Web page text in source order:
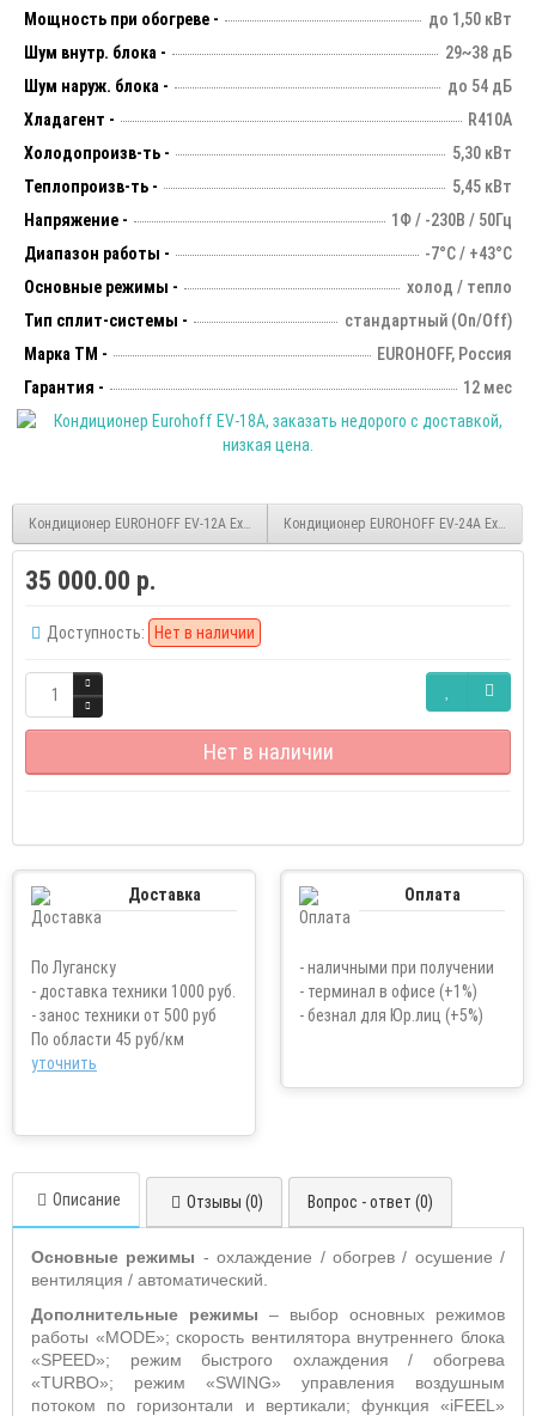
Мощность при обогреве -
до 1,50 кВт
Шум внутр. блока -
29~38 дБ
Шум наруж. блока -
до 54 дБ
Хладагент -
R410A
Холодопроизв-ть -
5,30 кВт
Теплопроизв-ть -
5,45 кВт
Напряжение -
1Ф / -230В / 50Гц
Диапазон работы -
-7°С / +43°С
Основные режимы -
холод / тепло
Тип сплит-системы -
стандартный (On/Off)
Марка ТМ -
EUROHOFF, Россия
Гарантия -
12 мес
Кондиционер EUROHOFF EV-12A Extra Кондиционер EUROHOFF EV-24A Extra
35 000.00 р.
Доступность: Нет в наличии
Нет в наличии
Доставка
По Луганску
- доставка техники 1000 руб.
- занос техники от 500 руб
По области 45 руб/км
уточнить
Оплата
- наличными при получении
- терминал в офисе (+1%)
- безнал для Юр.лиц (+5%)
Описание Отзывы (0) Вопрос - ответ (0)
Основные режимы - охлаждение / обогрев / осушение /
вентиляция / автоматический.
Дополнительные режимы – выбор основных режимов
работы «MODE»;скорость вентилятора внутреннего блока
«SPEED»; режим быстрого охлаждения / обогрева
«TURBO»; режим «SWING» управления воздушным
потоком по горизонтали и вертикали; функция «iFEEL »